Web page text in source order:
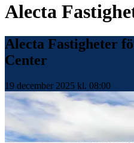
Alecta
Alecta Fastigheter
Center
19 december 2025 kl. 08:00